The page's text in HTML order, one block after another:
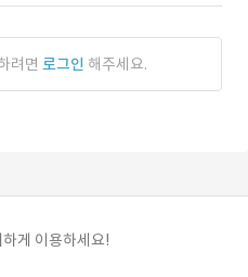
려면 로그인 해주세요.
게 이용하세요!